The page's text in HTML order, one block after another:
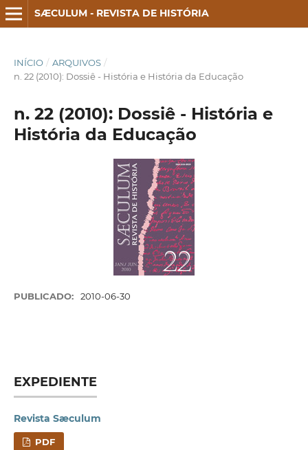
SÆCULUM - REVISTA DE HISTÓRIA
INÍCIO / ARQUIVOS /
n. 22 (2010): Dossiê - História e História da Educação
n. 22 (2010): Dossiê - História e
História da Educação
PUBLICADO: 2010-06-30
EXPEDIENTE
Revista Sæculum
PDF